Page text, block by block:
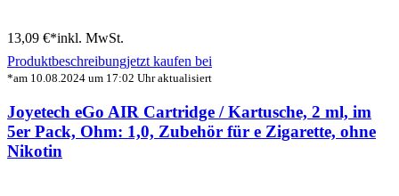
13,09 €*inkl. MwSt.
Produktbeschreibungjetzt kaufen bei
*am 10.08.2024 um 17:02 Uhr aktualisiert
Joyetech eGo AIR Cartridge / Kartusche, 2 ml, im
5er Pack, Ohm: 1,0, Zubehör für e Zigarette, ohne
Nikotin